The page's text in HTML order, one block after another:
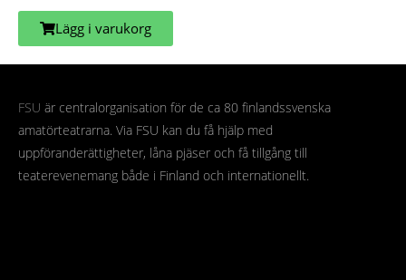
Lägg i varukorg
FSU är centralorganisation för de ca 80 finlandssvenska
amatörteatrarna. Via FSU kan du få hjälp med
uppföranderättigheter, låna pjäser och få tillgång till
teaterevenemang både i Finland och internationellt.